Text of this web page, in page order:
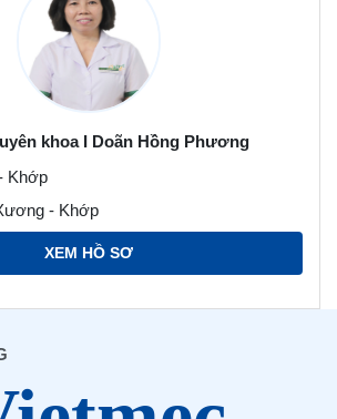
khoa I Doãn Hồng Phương
Khớp
- Khớp
XEM HỒ SƠ